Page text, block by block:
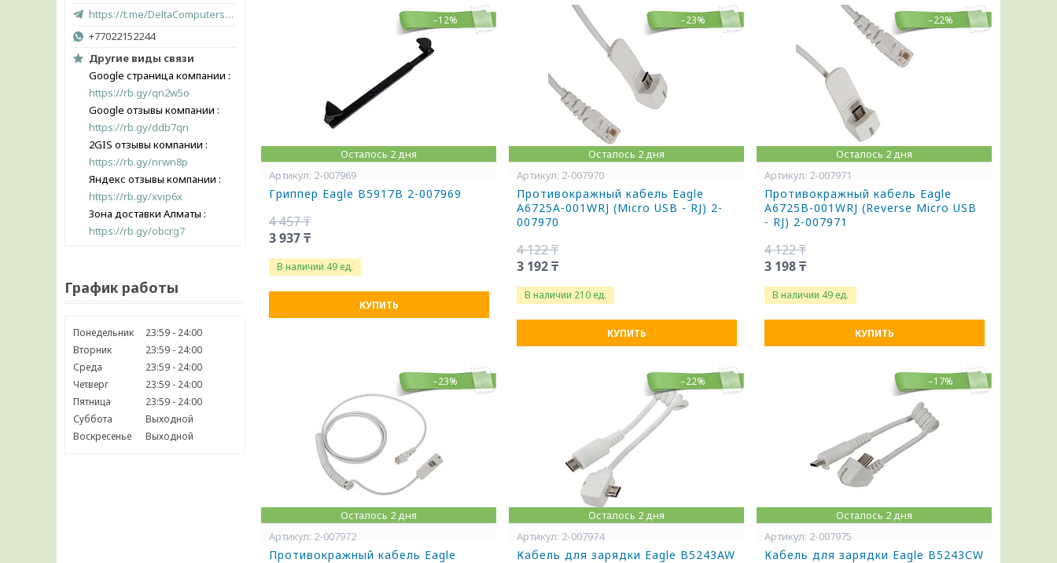
https://t.me/DeltaComputers_kz
+77022152244
Другие виды связи
Google страница компании
https://rb.gy/qn2w5o
Google отзывы компании
https://rb.gy/ddb7qn
2GIS отзывы компании
https://rb.gy/nrwn8p
Яндекс отзывы компании
https://rb.gy/xvip6x
Зона доставки Алматы
https://rb.gy/obcrg7
График работы
Понедельник 23:59
24:00
Вторник
23:59
24:00
Среда
23:59
24:00
Четверг
23:59
24:00
Пятница
23:59
24:00
Суббота
Выходной
Воскресенье
Выходной
–12%
Осталось 2 дня
2-007969
Гриппер Eagle B5917B 2-007969
4 457 ₸
3 937 ₸
В наличии 49 ед.
КУПИТЬ
–23%
Осталось 2 дня
2-007970
Противокражный кабель Eagle
A6725A-001WRJ (Micro USB - RJ) 2-
007970
4 122 ₸
3 192 ₸
В наличии 210 ед.
КУПИТЬ
–22%
Осталось 2 дня
2-007971
Противокражный кабель Eagle
A6725B-001WRJ (Reverse Micro USB
- RJ) 2-007971
4 122 ₸
3 198 ₸
В наличии 49 ед.
КУПИТЬ
–23%
Осталось 2 дня
2-007972
Противокражный кабель Eagle
–22%
Осталось 2 дня
2-007974
Кабель для зарядки Eagle B5243AW
–17%
Осталось 2 дня
2-007975
Кабель для зарядки Eagle B5243СW